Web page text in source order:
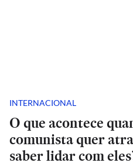
INTERNACIONAL
O que acontece
comunista quer
saber lidar com